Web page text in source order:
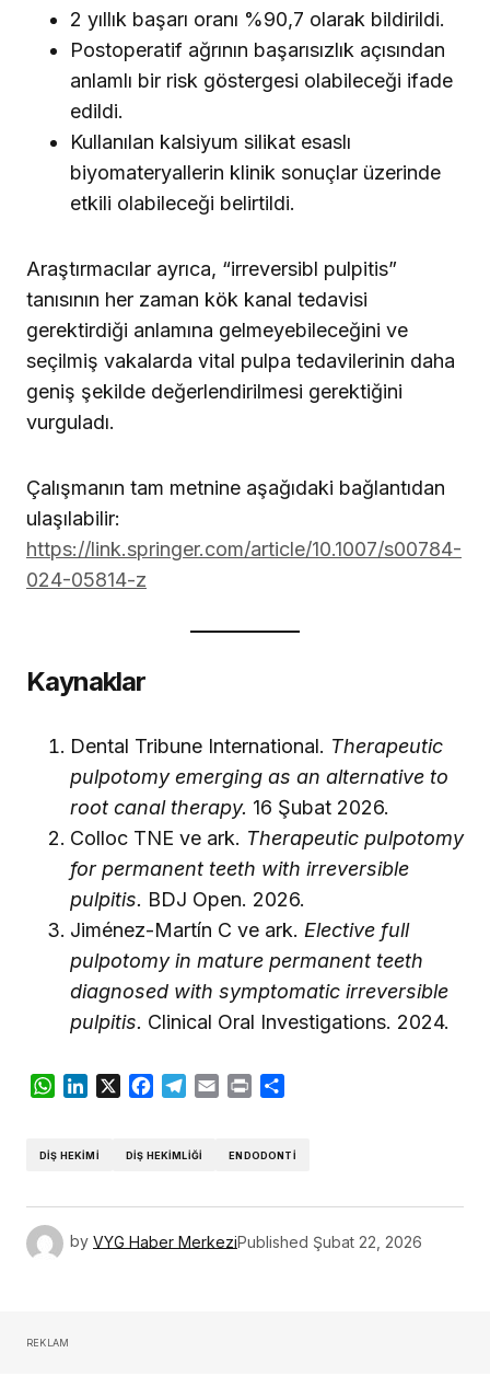
2 yıllık başarı oranı %90,7 olarak bildirildi.
Postoperatif ağrının başarısızlık açısından
anlamlı bir risk göstergesi olabileceği ifade
edildi.
Kullanılan kalsiyum silikat esaslı
biyomateryallerin klinik sonuçlar üzerinde
etkili olabileceği belirtildi.
Araştırmacılar ayrıca, “irreversibl pulpitis”
tanısının her zaman kök kanal tedavisi
gerektirdiği anlamına gelmeyebileceğini ve
seçilmiş vakalarda vital pulpa tedavilerinin daha
geniş şekilde değerlendirilmesi gerektiğini
vurguladı.
Çalışmanın tam metnine aşağıdaki bağlantıdan
ulaşılabilir:
https://link.springer.com/article/10.1007/s00784-
024-05814-z
Kaynaklar
Dental Tribune International. Therapeutic
pulpotomy emerging as an alternative to
root canal therapy. 16 Şubat 2026.
Colloc TNE ve ark. Therapeutic pulpotomy
for permanent teeth with irreversible
pulpitis. BDJ Open. 2026.
Jiménez-Martín C ve ark. Elective full
pulpotomy in mature permanent teeth
diagnosed with symptomatic irreversible
pulpitis. Clinical Oral Investigations. 2024.
WhatsApp
LinkedIn
X Facebook
Telegram
Email Print
DIŞ HEKIMI DIŞ HEKIMLIĞI ENDODONTI
by VYG Haber MerkeziPublished Şubat 22, 2026
REKLAM